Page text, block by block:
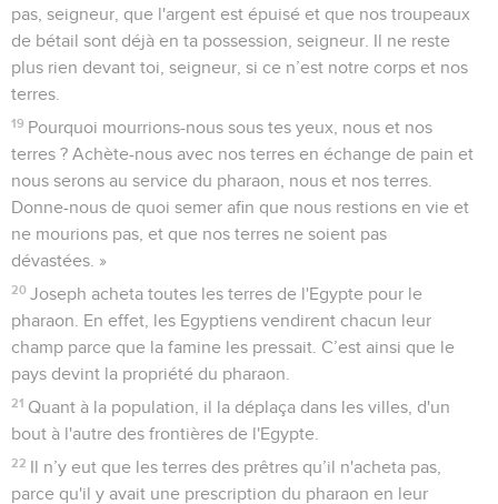
pas, seigneur, que l'argent est épuisé et que nos troupeaux
de bétail sont déjà en ta possession, seigneur. Il ne reste
plus rien devant toi, seigneur, si ce n’est notre corps et nos
terres.
19 Pourquoi mourrions-nous sous tes yeux, nous et nos
terres ? Achète-nous avec nos terres en échange de pain et
nous serons au service du pharaon, nous et nos terres.
Donne-nous de quoi semer afin que nous restions en vie et
ne mourions pas, et que nos terres ne soient pas
dévastées. »
20 Joseph acheta toutes les terres de l'Egypte pour le
pharaon. En effet, les Egyptiens vendirent chacun leur
champ parce que la famine les pressait. C’est ainsi que le
pays devint la propriété du pharaon.
21 Quant à la population, il la déplaça dans les villes, d'un
bout à l'autre des frontières de l'Egypte.
22 Il n’y eut que les terres des prêtres qu’il n'acheta pas,
parce qu'il y avait une prescription du pharaon en leur